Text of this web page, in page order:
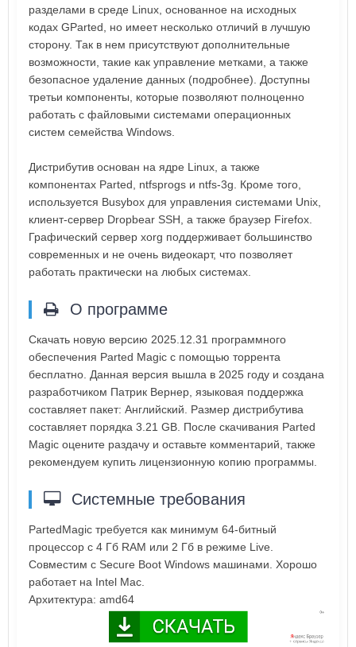
разделами в среде Linux, основанное на исходных
кодах GParted, но имеет несколько отличий в лучшую
сторону. Так в нем присутствуют дополнительные
возможности, такие как управление метками, а также
безопасное удаление данных (подробнее). Доступны
третьи компоненты, которые позволяют полноценно
работать с файловыми системами операционных
систем семейства Windows.
Дистрибутив основан на ядре Linux, а также
компонентах Parted, ntfsprogs и ntfs-3g. Кроме того,
используется Busybox для управления системами Unix,
клиент-сервер Dropbear SSH, а также браузер Firefox.
Графический сервер xorg поддерживает большинство
современных и не очень видеокарт, что позволяет
работать практически на любых системах.
О программе
Скачать новую версию 2025.12.31 программного
обеспечения Parted Magic с помощью торрента
бесплатно. Данная версия вышла в 2025 году и создана
разработчиком Патрик Вернер, языковая поддержка
составляет пакет: Английский. Размер дистрибутива
составляет порядка 3.21 GB. После скачивания Parted
Magic оцените раздачу и оставьте комментарий, также
рекомендуем купить лицензионную копию программы.
Системные требования
PartedMagic требуется как минимум 64-битный
процессор с 4 Гб RAM или 2 Гб в режиме Live.
Совместим с Secure Boot Windows машинами. Хорошо
работает на Intel Mac.
Архитектура: amd64